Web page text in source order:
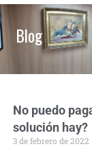
Blog
No puedo
solución hay?
3 de febrero de 2022